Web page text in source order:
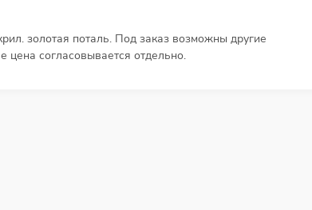
золотая поталь. Под заказ возможны другие
цена согласовывается отдельно.